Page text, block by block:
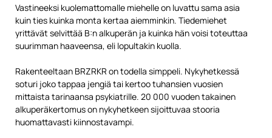
Vastineeksi kuolemattomalle miehelle on luvattu sama asia
kuin ties kuinka monta kertaa aiemminkin. Tiedemiehet
yrittävät selvittää B:n alkuperän ja kuinka hän voisi toteuttaa
suurimman haaveensa, eli lopultakin kuolla.
Rakenteeltaan BRZRKR on todella simppeli. Nykyhetkessä
soturi joko tappaa jengiä tai kertoo tuhansien vuosien
mittaista tarinaansa psykiatrille. 20 000 vuoden takainen
alkuperäkertomus on nykyhetkeen sijoittuvaa stooria
huomattavasti kiinnostavampi.